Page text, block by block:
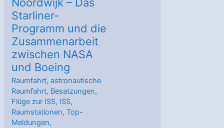
Starliner-
Programm und die
Zusammenarbeit
zwischen NASA
und Boeing
Raumfahrt,astronautische
Raumfahrt, Besatzungen,
Flüge zur ISS, ISS,
Raumstationen,Top-
Meldungen,